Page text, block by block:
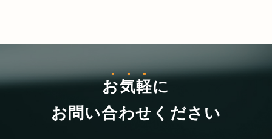
お気軽に
お問い合わせください